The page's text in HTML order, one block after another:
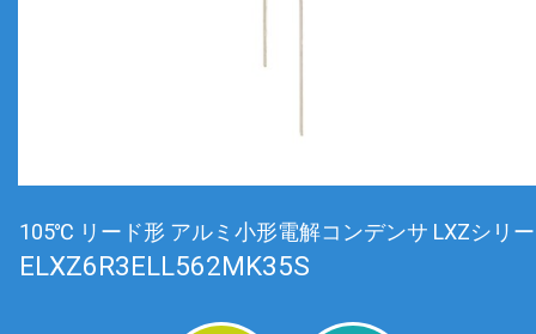
105℃ リード形 アルミ小形電解コンデンサ LXZシリ
ELXZ6R3ELL562MK35S